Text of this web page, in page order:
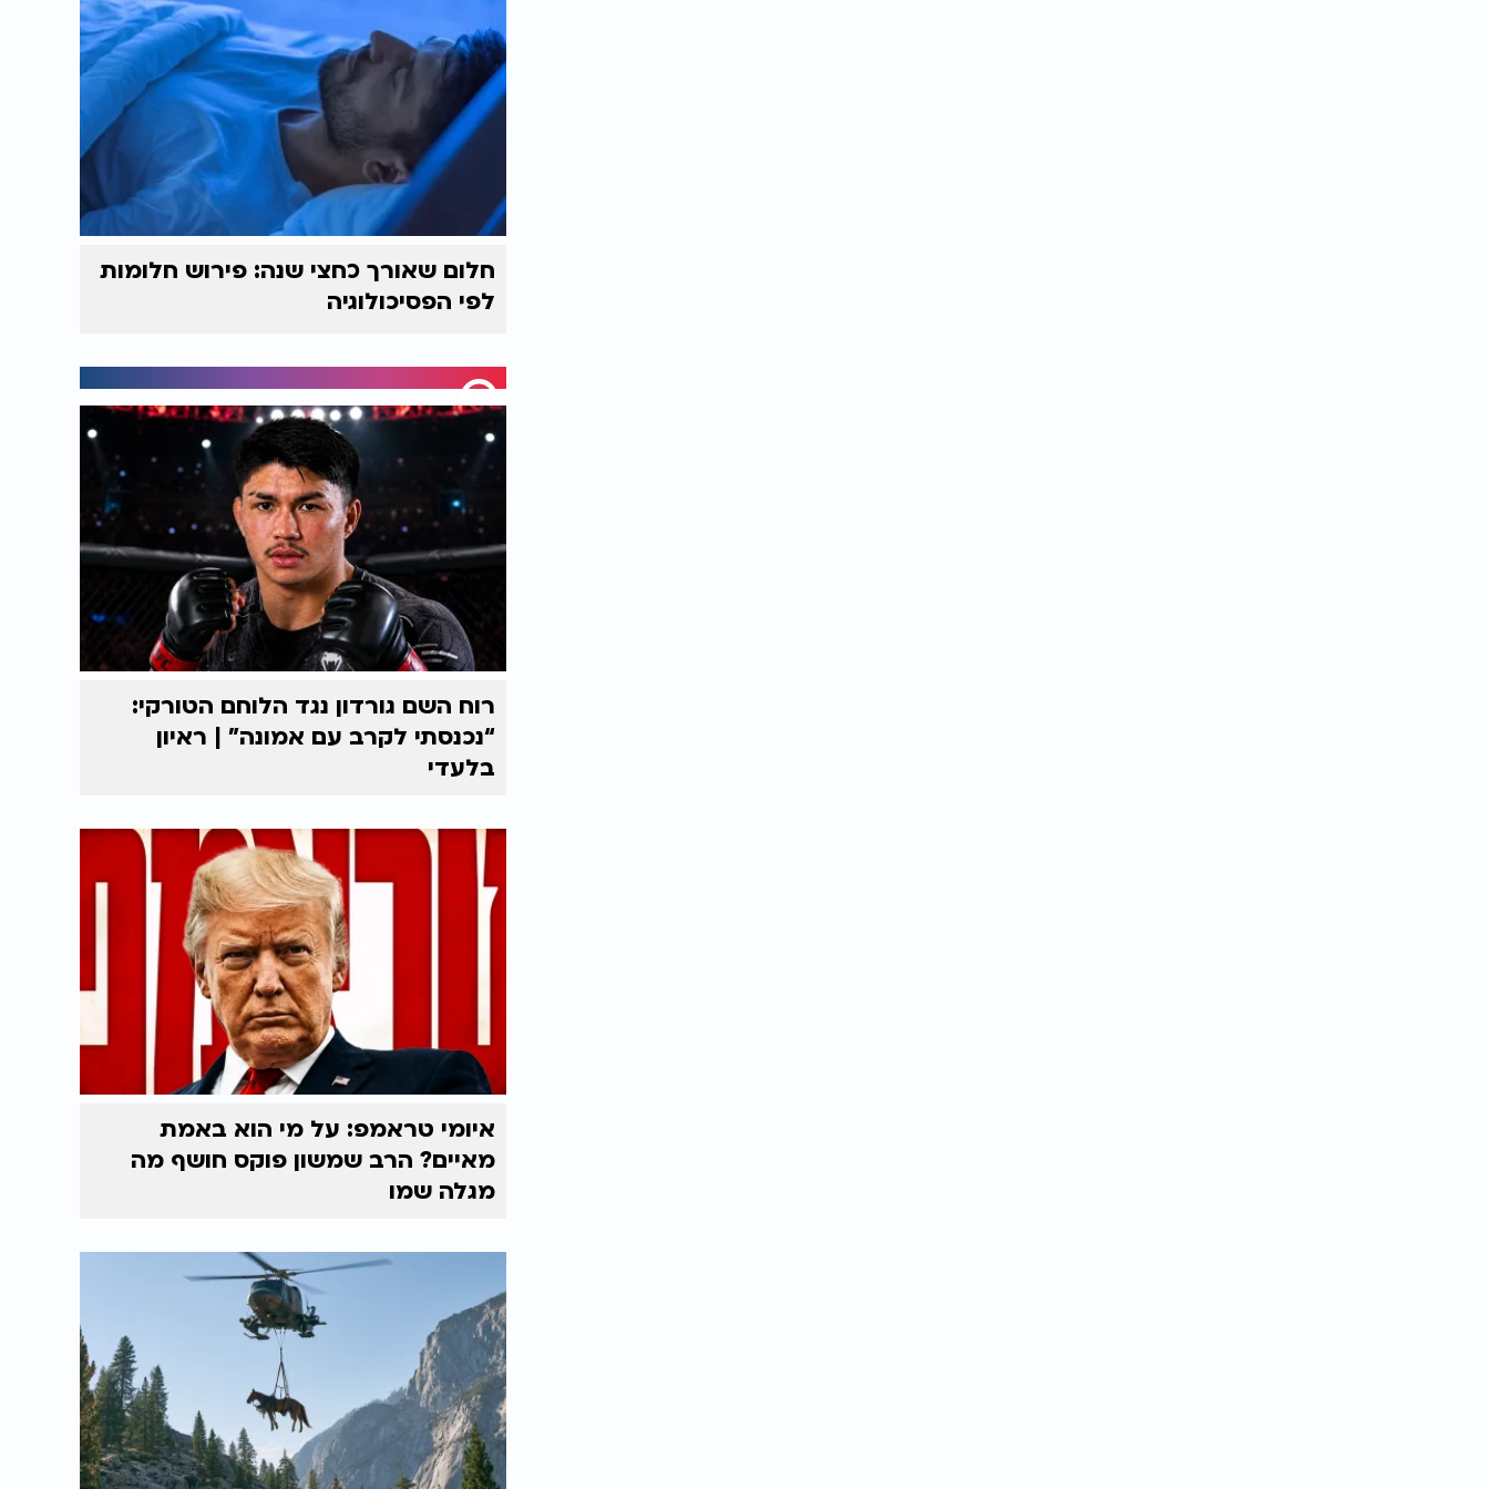
חלום שאורך כחצי שנה: פירוש חלומות
לפי הפסיכולוגיה
רוח השם גורדון נגד הלוחם הטורקי:
“נכנסתי לקרב עם אמונה” | ראיון
בלעדי
איומי טראמפ: על מי הוא באמת
מאיים? הרב שמשון פוקס חושף מה
מגלה שמו